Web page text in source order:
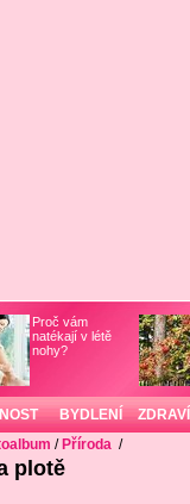
Proč vám
natékají v létě
nohy?
BYDLENÍ ZDRAVÍ
/ Příroda /
plotě